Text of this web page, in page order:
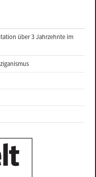
über 3 Jahrzehnte im